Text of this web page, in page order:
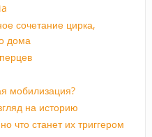
сочетание цирка,
дома
мобилизация?
на историю
что станет их триггером